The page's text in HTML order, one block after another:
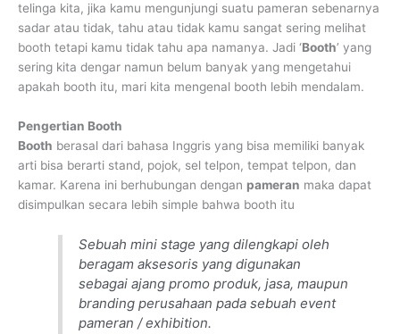
telinga kita, jika kamu mengunjungi suatu pameran sebenarnya
sadar atau tidak, tahu atau tidak kamu sangat sering melihat
booth tetapi kamu tidak tahu apa namanya. Jadi ‘Booth’ yang
sering kita dengar namun belum banyak yang mengetahui
apakah booth itu, mari kita mengenal booth lebih mendalam.
Pengertian Booth
Booth berasal dari bahasa Inggris yang bisa memiliki banyak
arti bisa berarti stand, pojok, sel telpon, tempat telpon, dan
kamar. Karena ini berhubungan dengan pameran maka dapat
disimpulkan secara lebih simple bahwa booth itu
Sebuah mini stage yang dilengkapi oleh
beragam aksesoris yang digunakan
sebagai ajang promo produk, jasa, maupun
branding perusahaan pada sebuah event
pameran / exhibition.